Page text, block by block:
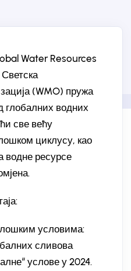
Water Resources
Светска
(WMO) пружа
глобалних водних
све већу
циклусу, као
водне ресурсе
условима:
сливова
услове у 2024.